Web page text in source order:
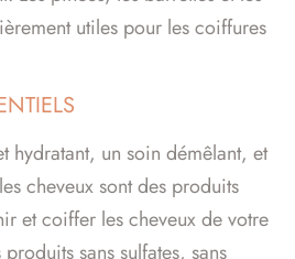
utiles pour les coiffures
hydratant, un soin démêlant, et
cheveux sont des produits
et coiffer les cheveux de votre
sans sulfates, sans